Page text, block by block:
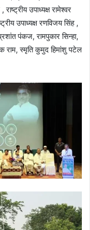
उपाध्यक्ष रामेश्वर
उपाध्यक्ष रणविजय सिंह ,
पंकज, रामपुकार सिन्हा,
राम, स्मृति कुमुद हिमांशु पटेल